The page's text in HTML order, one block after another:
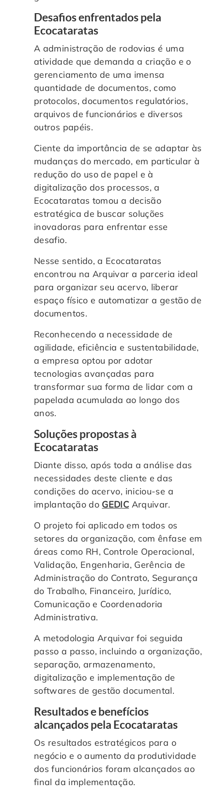
Desafios enfrentados pela
Ecocataratas
A administração de rodovias é uma
atividade que demanda a criação e o
gerenciamento de uma imensa
quantidade de documentos, como
protocolos, documentos regulatórios,
arquivos de funcionários e diversos
outros papéis.
Ciente da importância de se adaptar às
mudanças do mercado, em particular à
redução do uso de papel e à
digitalização dos processos, a
Ecocataratas tomou a decisão
estratégica de buscar soluções
inovadoras para enfrentar esse
desafio.
Nesse sentido, a Ecocataratas
encontrou na Arquivar a parceria ideal
para organizar seu acervo, liberar
espaço físico e automatizar a gestão de
documentos.
Reconhecendo a necessidade de
agilidade, eficiência e sustentabilidade,
a empresa optou por adotar
tecnologias avançadas para
transformar sua forma de lidar com a
papelada acumulada ao longo dos
anos.
Soluções propostas à
Ecocataratas
Diante disso, após toda a análise das
necessidades deste cliente e das
condições do acervo, iniciou-se a
implantação do GEDIC Arquivar.
O projeto foi aplicado em todos os
setores da organização, com ênfase em
áreas como RH, Controle Operacional,
Validação, Engenharia, Gerência de
Administração do Contrato, Segurança
do Trabalho, Financeiro, Jurídico,
Comunicação e Coordenadoria
Administrativa.
A metodologia Arquivar foi seguida
passo a passo, incluindo a organização,
separação, armazenamento,
digitalização e implementação de
softwares de gestão documental.
Resultados e benefícios
alcançados pela Ecocataratas
Os resultados estratégicos para o
negócio e o aumento da produtividade
dos funcionários foram alcançados ao
final da implementação.